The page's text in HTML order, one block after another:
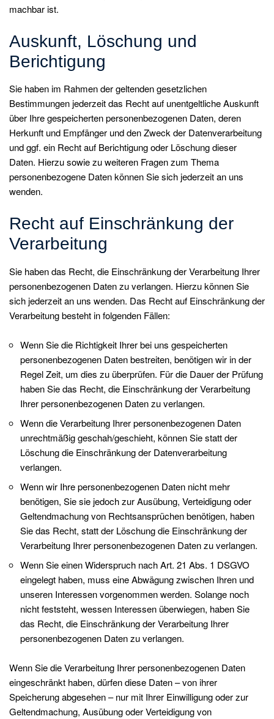
machbar ist.
Auskunft, Löschung und
Berichtigung
Sie haben im Rahmen der geltenden gesetzlichen
Bestimmungen jederzeit das Recht auf unentgeltliche Auskunft
über Ihre gespeicherten personenbezogenen Daten, deren
Herkunft und Empfänger und den Zweck der Datenverarbeitung
und ggf. ein Recht auf Berichtigung oder Löschung dieser
Daten. Hierzu sowie zu weiteren Fragen zum Thema
personenbezogene Daten können Sie sich jederzeit an uns
wenden.
Recht auf Einschränkung der
Verarbeitung
Sie haben das Recht, die Einschränkung der Verarbeitung Ihrer
personenbezogenen Daten zu verlangen. Hierzu können Sie
sich jederzeit an uns wenden. Das Recht auf Einschränkung der
Verarbeitung besteht in folgenden Fällen:
Wenn Sie die Richtigkeit Ihrer bei uns gespeicherten
personenbezogenen Daten bestreiten, benötigen wir in der
Regel Zeit, um dies zu überprüfen. Für die Dauer der Prüfung
haben Sie das Recht, die Einschränkung der Verarbeitung
Ihrer personenbezogenen Daten zu verlangen.
Wenn die Verarbeitung Ihrer personenbezogenen Daten
unrechtmäßig geschah/geschieht, können Sie statt der
Löschung die Einschränkung der Datenverarbeitung
verlangen.
Wenn wir Ihre personenbezogenen Daten nicht mehr
benötigen, Sie sie jedoch zur Ausübung, Verteidigung oder
Geltendmachung von Rechtsansprüchen benötigen, haben
Sie das Recht, statt der Löschung die Einschränkung der
Verarbeitung Ihrer personenbezogenen Daten zu verlangen.
Wenn Sie einen Widerspruch nach Art. 21 Abs. 1 DSGVO
eingelegt haben, muss eine Abwägung zwischen Ihren und
unseren Interessen vorgenommen werden. Solange noch
nicht feststeht, wessen Interessen überwiegen, haben Sie
das Recht, die Einschränkung der Verarbeitung Ihrer
personenbezogenen Daten zu verlangen.
Wenn Sie die Verarbeitung Ihrer personenbezogenen Daten
eingeschränkt haben, dürfen diese Daten – von ihrer
Speicherung abgesehen – nur mit Ihrer Einwilligung oder zur
Geltendmachung, Ausübung oder Verteidigung von